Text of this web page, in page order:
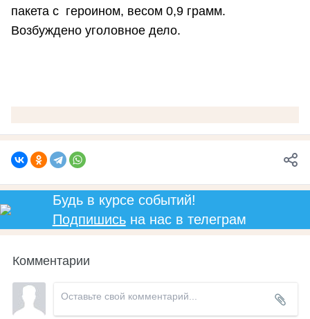
пакета с героином, весом 0,9 грамм.
Возбуждено уголовное дело.
Будь в курсе событий!
Подпишисьна нас в телеграм
Комментарии